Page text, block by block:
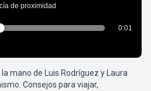
mano de Luis Rodríguez y Laura
Consejos para viajar,